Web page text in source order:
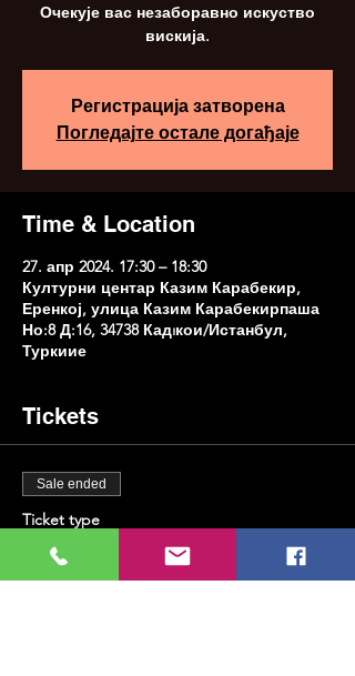
Очекује вас незаборавно искуство
вискија.
Регистрација затворена
Погледајте остале догађаје
Time & Location
27. апр 2024. 17:30 – 18:30
Културни центар Казим Карабекир,
Еренкој, улица Казим Карабекирпаша
Но:8 Д:16, 34738 Кадıкои/Истанбул,
Туркиие
Tickets
Sale ended
Ticket type
Саксофон и виски